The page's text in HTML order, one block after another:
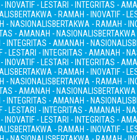
INOVATIF - LESTARI - INTEGRITAS -
BERTAKWA - RAMAH - INOVATIF -
- NASIONALISBERTAKWA - RAMAH -
- AMANAH - NASIONALIS
INTEGRITAS - AMANAH - NASIONALIS
- LESTARI - INTEGRITAS - AMANAH -
INOVATIF - LESTARI - INTEGRITAS -
BERTAKWA - RAMAH - INOVATIF -
- NASIONALISBERTAKWA - RAMAH -
- AMANAH - NASIONALIS
INTEGRITAS - AMANAH - NASIONALIS
- LESTARI - INTEGRITAS - AMANAH -
INOVATIF - LESTARI - INTEGRITAS -
BERTAKWA - RAMAH - INOVATIF -